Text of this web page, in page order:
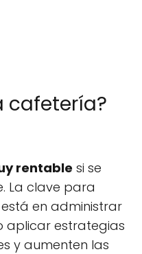
cafetería?
rentable si se
La clave para
en administrar
aplicar estrategias
y aumenten las